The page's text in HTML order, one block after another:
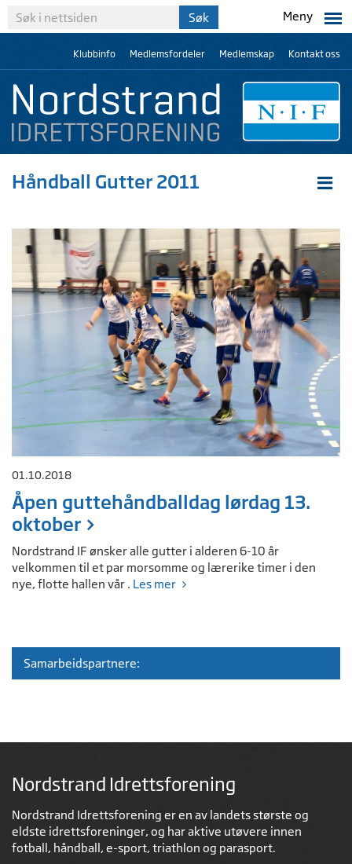
Meny
Klubbinfo Medlemsfordeler Medlemskap Kontakt oss
Håndball Gutter 2011
01.10.2018
Åpen guttehåndballdag lørdag 13.
oktober
Nordstrand IF ønsker alle gutter i alderen 6-10 år
velkommen til et par morsomme og lærerike timer i den
nye, flotte hallen vår . Les mer
Samarbeidspartnere:
Nordstrand Idrettsforening
Nordstrand Idrettsforening er en av landets største og
eldste idrettsforeninger, og har aktive utøvere innen
fotball, håndball, e-sport, triathlon og parasport.